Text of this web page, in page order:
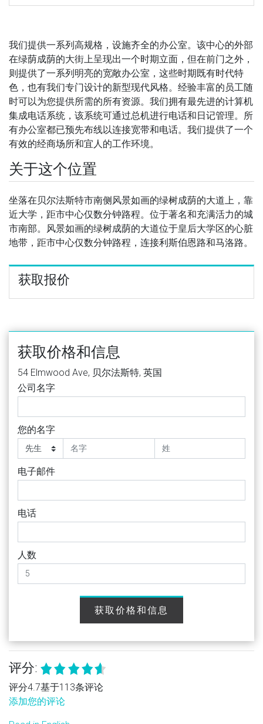
我们提供一系列高规格，设施齐全的办公室。该中心的外部
在绿荫成荫的大街上呈现出一个时期立面，但在前门之外，
则提供了一系列明亮的宽敞办公室，这些时期既有时代特
色，也有我们专门设计的新型现代风格。经验丰富的员工随
时可以为您提供所需的所有资源。我们拥有最先进的计算机
集成电话系统，该系统可通过总机进行电话和日记管理。所
有办公室都已预先布线以连接宽带和电话。我们提供了一个
有效的经商场所和宜人的工作环境。
关于这个位置
坐落在贝尔法斯特市南侧风景如画的绿树成荫的大道上，靠
近大学，距市中心仅数分钟路程。位于著名和充满活力的城
市南部。风景如画的绿树成荫的大道位于皇后大学区的心脏
地带，距市中心仅数分钟路程，连接利斯伯恩路和马洛路。
获取报价
获取价格和信息
54 Elmwood Ave, 贝尔法斯特, 英国
公司名字
您的名字
电子邮件
电话
人数
获取价格和信息
评分:
评分4.7基于113条评论
添加您的评论